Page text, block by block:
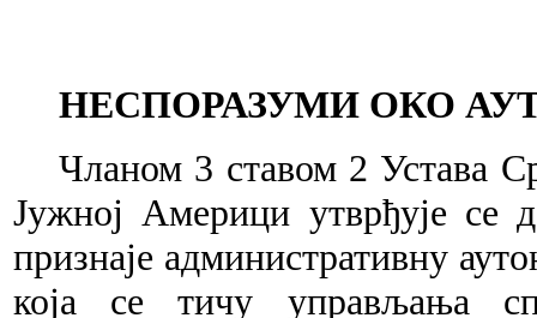
НЕСПОРАЗУМИ ОКО
Чланом 3 ставом 2 Устава
Јужној Америци утврђује се
признаје административну
која се тичу управљања